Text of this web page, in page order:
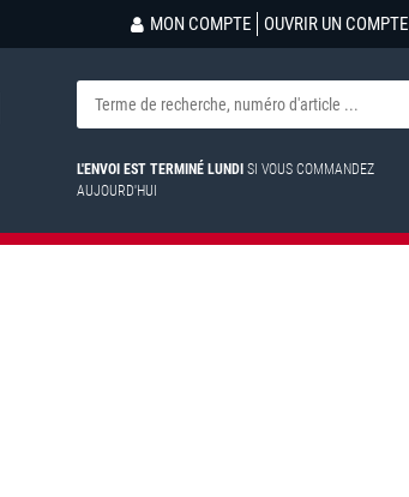
MON COMPTE OUVRIR UN COMPTE
L'ENVOI EST TERMINÉ LUNDI SI VOUS COMMANDEZ
AUJOURD'HUI